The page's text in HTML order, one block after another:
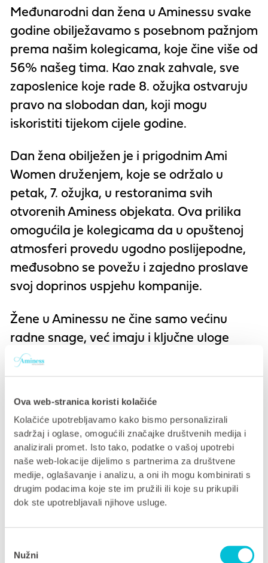
Ova web-stranica koristi kolačiće
Kolačiće upotrebljavamo kako bismo personalizirali
sadržaj i oglase, omogućili značajke društvenih medija i
analizirali promet. Isto tako, podatke o vašoj upotrebi
naše web-lokacije dijelimo s partnerima za društvene
medije, oglašavanje i analizu, a oni ih mogu kombinirati s
drugim podacima koje ste im pružili ili koje su prikupili
dok ste upotrebljavali njihove usluge.
pristanka
Nužni
Međunarodni dan žena u Aminessu svake
godine obilježavamo s posebnom pažnjom
prema našim kolegicama, koje čine više od
56% našeg tima. Kao znak zahvale, sve
zaposlenice koje rade 8. ožujka ostvaruju
pravo na slobodan dan, koji mogu
iskoristiti tijekom cijele godine.
Dan žena obilježen je i prigodnim Ami
Women druženjem, koje se održalo u
petak, 7. ožujka, u restoranima svih
otvorenih Aminess objekata. Ova prilika
omogućila je kolegicama da u opuštenoj
atmosferi provedu ugodno poslijepodne,
međusobno se povežu i zajedno proslave
svoj doprinos uspjehu kompanije.
Žene u Aminessu ne čine samo većinu
radne snage, već imaju i ključne uloge
unutar organizacije. Gotovo
voditeljskih te 50% menadžerskih pozicija
pripada upravo njima, što potvrđuje njihov
značajan doprinos razvoju kompanije.
Dodatno, izvrsni rezultati u zadržavanju
sezonskih zaposlenika govore o kvaliteti
radnog okruženja – čak 60%sezonskih
radnika odlučuje se na povratak i iduće
sezone.
predanosti i pozitivnoj energiji koju donose